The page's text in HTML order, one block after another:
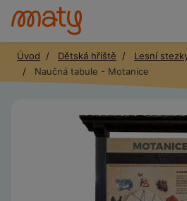
Úvod Dětská hřiště
Lesní
Naučná tabule - Motanice